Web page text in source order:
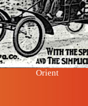
Orient